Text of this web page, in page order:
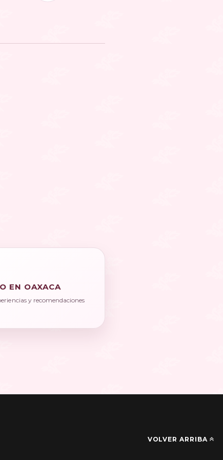
EN OAXACA
y recomendaciones
VOLVER ARRIBA